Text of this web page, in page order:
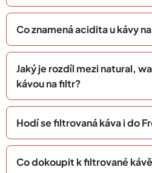
Co znamená acidita u kávy
Jaký je rozdíl mezi natural,
kávou na filtr?
Hodí se filtrovaná káva i do
Co dokoupit k filtrované